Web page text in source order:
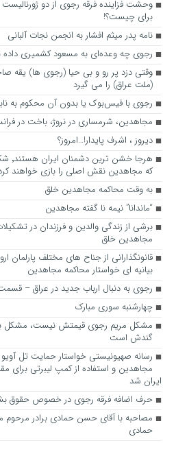
وحشت فزاینده فرقه رجوی از دو ژورنالیست
برای چیست؟!
نامه پدر میثم افشار به انجمن نجات آلبانی
رجوی چه وعده‌ای به مسعود کشمیری داده
وقتی دزد پر رو و بی حیا (رجوی ها) یقه
(ملت عراق) را می گیرد
رجوی با فیس‌بوک یا بدون آن محکوم به
مجاهدین، شرم‎ساری در نروژ، باخت در فرانسه
ديروز ، اشرف پايدار!…امروز؟
هرجا
که مجاهدین نقش اصلی را بازی خواهند
به وقت محاکمه مجاهدین خلق
“ماندانا” نیمه نا گفته مجاهدین
برشی از زندگی والدین و فرزندان در
مجاهدین خلق
قانونگذارانی از جناح های مختلف پارلمان
بیانیه ای خواستار محاکمه مجاهدین
رجوی به دنبال ارباب جدید در عراق –
چهارشنبه سوری مبارک
مشکل مریم رجوی قیمتش نیست، مشکل
گندش است
رسانه صهیونیستی خواستار حمایت تل آویو
مجاهدین و استفاده از کمپ لیبرتی برای
ایران شد
حرف اضافه فرقه رجوی در خصوص حقوق
مصاحبه با آقای حسن حمادی برادر مرحوم
حمادی